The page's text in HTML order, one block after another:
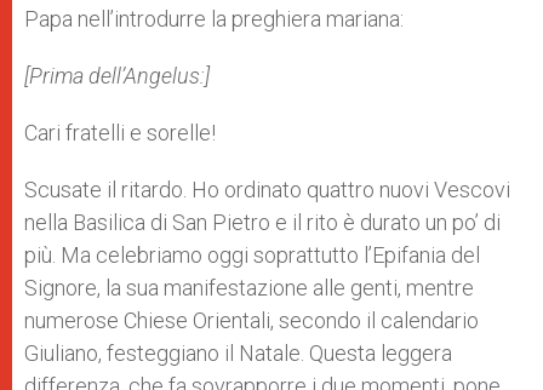
Papa nell’introdurre la preghiera mariana:
[Prima dell’Angelus:]
Cari fratelli e sorelle!
Scusate il ritardo. Ho ordinato quattro nuovi Vescovi
nella Basilica di San Pietro e il rito è durato un po’ di
più. Ma celebriamo oggi soprattutto l’Epifania del
Signore, la sua manifestazione alle genti, mentre
numerose Chiese Orientali, secondo il calendario
Giuliano, festeggiano il Natale. Questa leggera